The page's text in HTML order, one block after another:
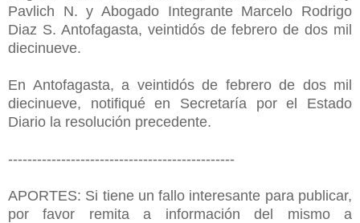
Pavlich N. y Abogado Integrante Marcelo Rodrigo
Diaz S. Antofagasta, veintidós de febrero de dos mil
diecinueve.
En Antofagasta, a veintidós de febrero de dos mil
diecinueve, notifiqué en Secretaría por el Estado
Diario la resolución precedente.
-----------------------------------------------
APORTES: Si tiene un fallo interesante para publicar,
por favor remita a información del mismo a